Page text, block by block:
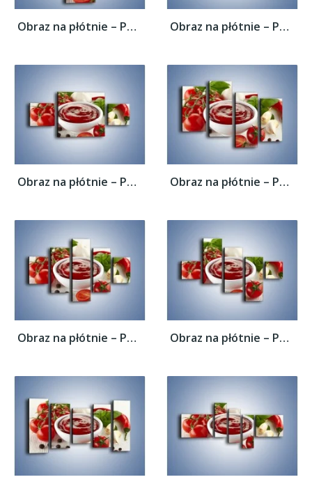
Obraz na płótnie – Pomidorowy przecier do... Obraz na płótnie – Pomidorowy przecier do...
Obraz na płótnie – Pomidorowy przecier do... Obraz na płótnie – Pomidorowy przecier do...
Obraz na płótnie – Pomidorowy przecier do... Obraz na płótnie – Pomidorowy przecier do...